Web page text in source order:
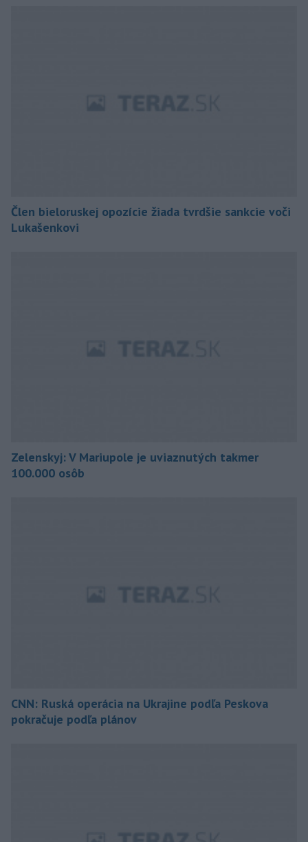
Člen bieloruskej opozície žiada tvrdšie sankcie voči
Lukašenkovi
Zelenskyj: V Mariupole je uviaznutých takmer
100.000 osôb
CNN: Ruská operácia na Ukrajine podľa Peskova
pokračuje podľa plánov